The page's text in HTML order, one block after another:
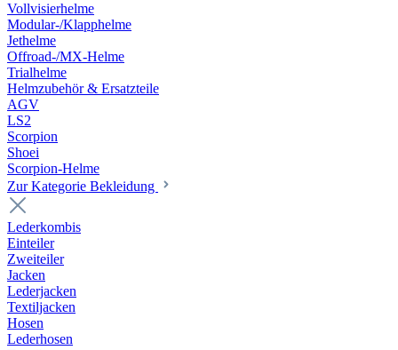
Vollvisierhelme
Modular-/Klapphelme
Jethelme
Offroad-/MX-Helme
Trialhelme
Helmzubehör & Ersatzteile
AGV
LS2
Scorpion
Shoei
Scorpion-Helme
Zur Kategorie Bekleidung
Lederkombis
Einteiler
Zweiteiler
Jacken
Lederjacken
Textiljacken
Hosen
Lederhosen